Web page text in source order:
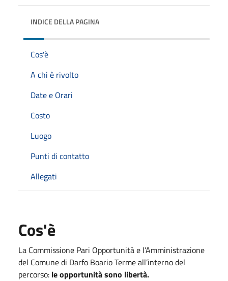
INDICE DELLA PAGINA
Cos'è
A chi è rivolto
Date e Orari
Costo
Luogo
Punti di contatto
Allegati
Cos'è
La Commissione Pari Opportunità e l’Amministrazione
del Comune di Darfo Boario Terme all’interno del
percorso: le opportunità sono libertà.